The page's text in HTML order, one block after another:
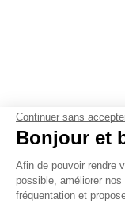
Continuer sans
Bonjour et
Afin de pouvoir rendre
possible, améliorer
fréquentation et